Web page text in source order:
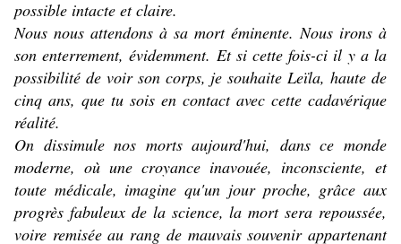
possible intacte et claire.
Nous nous attendons à sa mort éminente. Nous irons à
son enterrement, évidemment. Et si cette fois-ci il y a la
possibilité de voir son corps, je souhaite Leïla, haute de
cinq ans, que tu sois en contact avec cette cadavérique
réalité.
On dissimule nos morts aujourd'hui, dans ce monde
moderne, où une croyance inavouée, inconsciente, et
toute médicale, imagine qu'un jour proche, grâce aux
progrès fabuleux de la science, la mort sera repoussée,
voire remisée au rang de mauvais souvenir appartenant